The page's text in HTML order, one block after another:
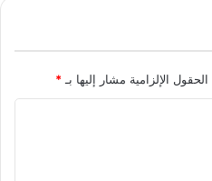
الحقول الإلزامية مشار إليها بـ*